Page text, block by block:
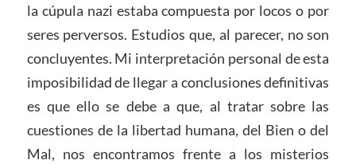
la cúpula nazi estaba compuesta por locos o por
seres perversos. Estudios que, al parecer, no son
concluyentes. Mi interpretación personal de esta
imposibilidad de llegar a conclusiones definitivas
es que ello se debe a que, al tratar sobre las
cuestiones de la libertad humana, del Bien o del
Mal, nos encontramos frente a los misterios